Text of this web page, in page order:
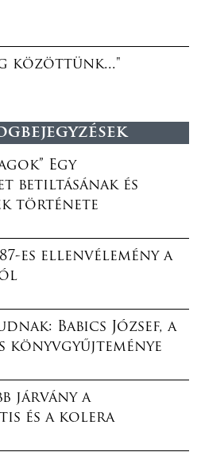
közöttünk..."
Egy
betiltásának és
története
es ellenvélemény a
Babics József, a
könyvgyűjteménye
járvány a
és a kolera